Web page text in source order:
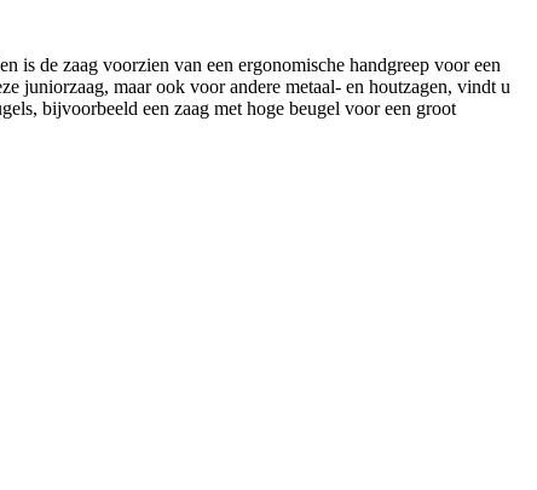
is de zaag voorzien van een ergonomische handgreep voor een
juniorzaag, maar ook voor andere metaal- en houtzagen, vindt u
bijvoorbeeld een zaag met hoge beugel voor een groot